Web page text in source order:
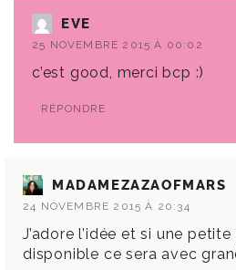
EVE
25 NOVEMBRE 2015 À 00:02
c’est good, merci bcp :)
RÉPONDRE
MADAMEZAZAOFMARS
24 NOVEMBRE 2015 À 20:34
J’adore l’idée et si une
disponible ce sera avec